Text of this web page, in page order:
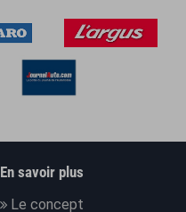
En savoir plus
Le concept